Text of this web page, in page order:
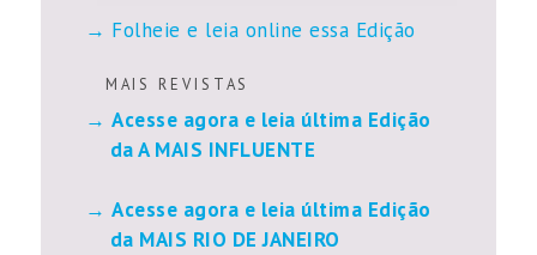
Folheie e leia online essa Edição
M A I S R E V I S T A S
Acesse agora e leia última Edição
da A MAIS INFLUENTE
Acesse agora e leia última Edição
da MAIS RIO DE JANEIRO